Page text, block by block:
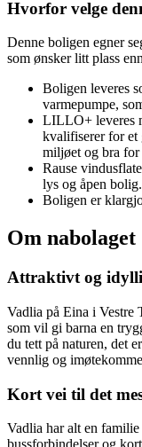
Hvorfor velge
Denne boligen egner
som ønsker litt plass
Boligen leveres
varmepumpe,
LILLO+ leveres
kvalifiserer for et
miljøet og bra
Rause
lys og åpen bolig.
Boligen er
Om nabolaget
Attraktivt og
Vadlia på Eina i Vestre
som vil gi barna en
du tett på naturen, det
vennlig og
Kort vei til det
Vadlia har alt en